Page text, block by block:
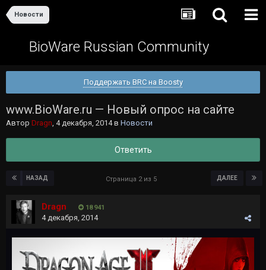
Новости
BioWare Russian Community
Поддержать BRC на Boosty
www.BioWare.ru — Новый опрос на сайте
Автор Dragn, 4 декабря, 2014в Новости
Ответить
НАЗАД ДАЛЕЕ
Страница 2 из 5
Dragn 18 941
4 декабря, 2014